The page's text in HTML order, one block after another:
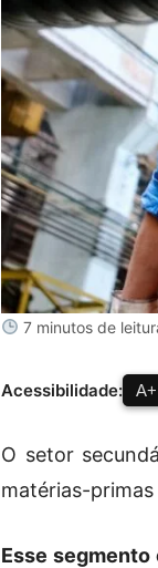
7 minutos de
Acessibilidade: A+
O setor
matérias-
Esse